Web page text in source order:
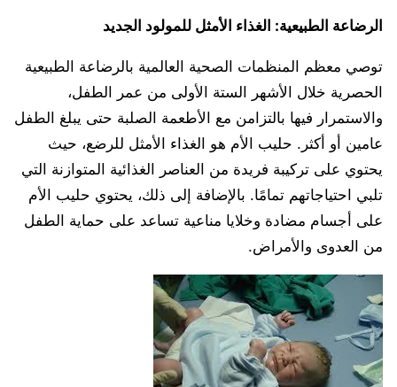
الرضاعة الطبيعية: الغذاء الأمثل للمولود الجديد
توصي معظم المنظمات الصحية العالمية بالرضاعة الطبيعية
الحصرية خلال الأشهر الستة الأولى من عمر الطفل،
والاستمرار فيها بالتزامن مع الأطعمة الصلبة حتى يبلغ الطفل
عامين أو أكثر. حليب الأم هو الغذاء الأمثل للرضع، حيث
يحتوي على تركيبة فريدة من العناصر الغذائية المتوازنة التي
تلبي احتياجاتهم تمامًا. بالإضافة إلى ذلك، يحتوي حليب الأم
على أجسام مضادة وخلايا مناعية تساعد على حماية الطفل
من العدوى والأمراض.